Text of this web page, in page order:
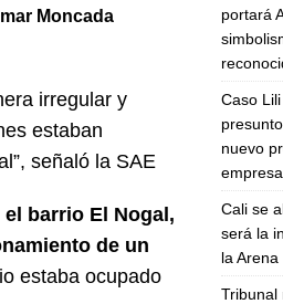
Moncada
irregular y
estaban
señaló la SAE
barrio El Nogal,
de un
estaba ocupado
portará
Caso
nuevo
Cali se
será la
la Arena
Tribunal